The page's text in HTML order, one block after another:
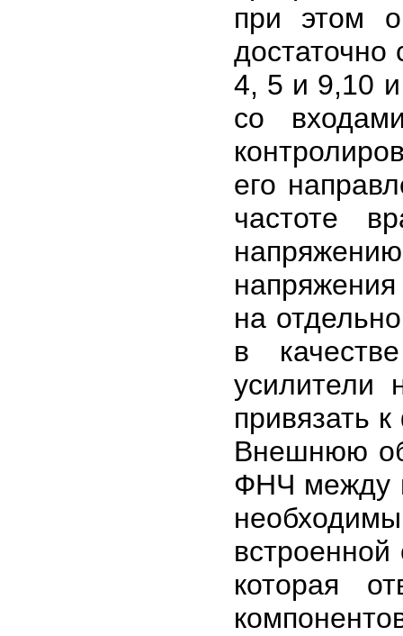
при этом
4, 5 и 9,10
со
его
частоте
на
в
усилители
привязать
Внешнюю
ФНЧ между
которая